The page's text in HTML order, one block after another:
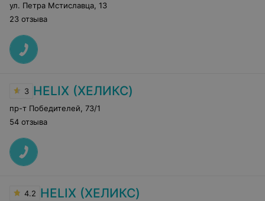
ул. Петра Мстиславца 13
23 отзыва
3 HELIX (ХЕЛИКС)
пр-т Победителей 73/1
54 отзыва
4.2 HELIX (ХЕЛИКС)